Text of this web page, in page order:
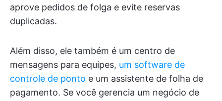
aprove pedidos de folga e evite reservas
duplicadas.
Além disso, ele também é um centro de
mensagens para equipes, um software de
controle de ponto e um assistente de folha de
pagamento. Se você gerencia um negócio de